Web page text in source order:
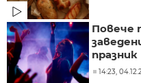
Повече
празник
14:23,